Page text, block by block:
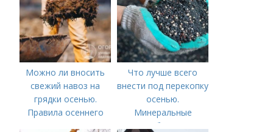
Можно ли вносить
свежий навоз на
грядки осенью.
Правила осеннего
Что лучше всего
внести под перекопку
осенью.
Минеральные
удобрения